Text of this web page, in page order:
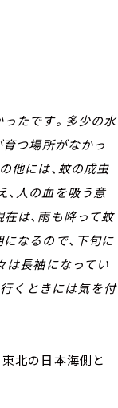
たです。多少の水
育つ場所がなかっ
他には、蚊の成虫
、人の血を吸う意
は、雨も降って蚊
なるので、下旬に
は長袖になってい
くときには気を付
北の日本海側と